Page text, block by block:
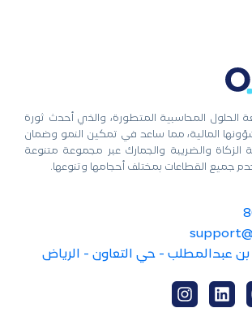
الحلول المحاسبية المتطورة، والذي أحدث ثورة
المالية، مما ساعد في تمكين النمو وضمان
الزكاة والضريبة والجمارك عبر مجموعة متنوعة
جميع القطاعات بمختلف أحجامها وتنوعها.
بن عبدالمطلب - حي التعاون - الرياض